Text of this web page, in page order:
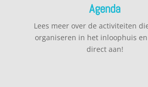
Agenda
Lees meer over de activiteiten
organiseren in het inloophuis
direct aan!